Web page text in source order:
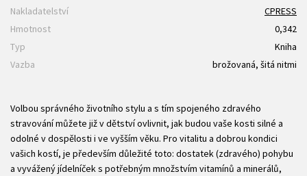
Nakladatelství
CPRESS
Hmotnost
0,342
Typ
Kniha
Vazba
brožovaná, šitá nitmi
Volbou správného životního stylu a s tím spojeného zdravého
stravování můžete již v dětství ovlivnit, jak budou vaše kosti silné a
odolné v dospělosti i ve vyšším věku. Pro vitalitu a dobrou kondici
vašich kostí, je především důležité toto: dostatek (zdravého) pohybu
a vyvážený jídelníček s potřebným množstvím vitamínů a minerálů,